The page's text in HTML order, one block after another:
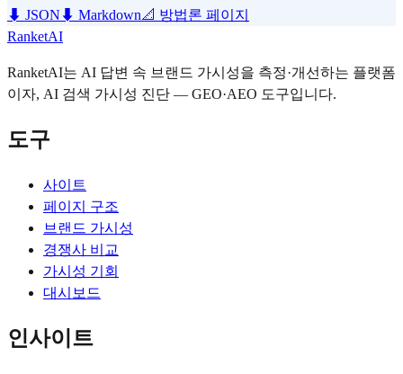
⬇ JSON⬇ Markdown📐 방법론 페이지
RanketAI
RanketAI는 AI 답변 속 브랜드 가시성을 측정·개선하는 플랫폼
이자, AI 검색 가시성 진단 — GEO·AEO 도구입니다.
도구
사이트
페이지 구조
브랜드 가시성
경쟁사 비교
가시성 기회
대시보드
인사이트